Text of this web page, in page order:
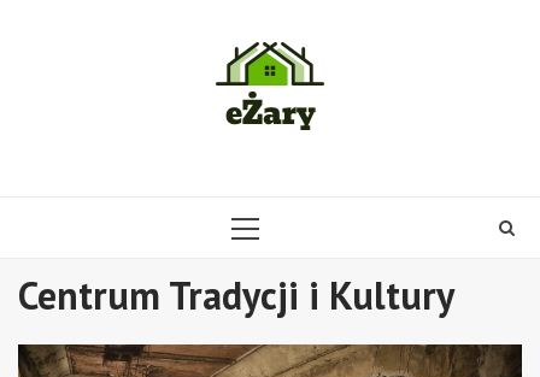
PRIMARY
Centrum Tradycji i Kultury